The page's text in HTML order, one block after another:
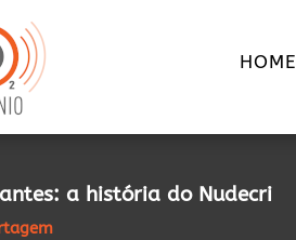
HOME
a história do Nudecri